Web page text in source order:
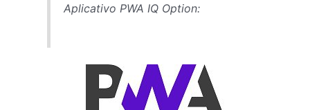
Aplicativo PWA IQ Option: